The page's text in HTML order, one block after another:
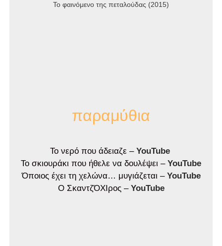
Το φαινόμενο της πεταλούδας (2015)
παραμύθια
Το νερό που άδειαζε – YouTube
Το σκιουράκι που ήθελε να δουλέψει – YouTube
Όποιος έχει τη χελώνα… μυγιάζεται – YouTube
Ο ΣκαντζΌΧΙρος – YouTube